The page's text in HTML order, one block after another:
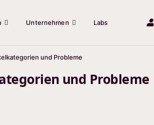
Unternehmen Labs
und Probleme
und Probleme